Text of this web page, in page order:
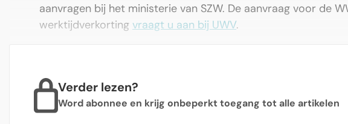
aanvragen bij het ministerie van SZW. De aanvraag voor de
werktijdverkorting vraagt u aan bij UWV.
Verder lezen?
Word abonnee en krijg onbeperkt toegang tot alle artikelen